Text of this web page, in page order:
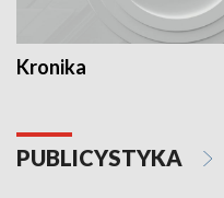
Kronika
PUBLICYSTYKA